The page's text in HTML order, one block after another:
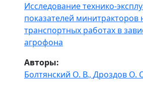
Исследование технико-
показателей минитракторов
транспортных работах в
агрофона
Авторы:
Болтянский О. В., Дроздов О.